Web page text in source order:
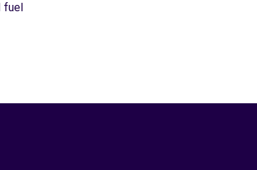
fuel